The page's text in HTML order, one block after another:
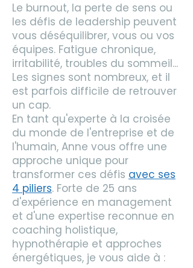
Le burnout, la perte de sens ou
les défis de leadership peuvent
vous déséquilibrer, vous ou vos
équipes. Fatigue chronique,
irritabilité, troubles du sommeil...
Les signes sont nombreux, et il
est parfois difficile de retrouver
un cap.
En tant qu'experte à la croisée
du monde de l'entreprise et de
l'humain, Anne vous offre une
approche unique pour
transformer ces défis avec ses
4 piliers. Forte de 25 ans
d'expérience en management
et d'une expertise reconnue en
coaching holistique,
hypnothérapie et approches
énergétiques, je vous aide à :